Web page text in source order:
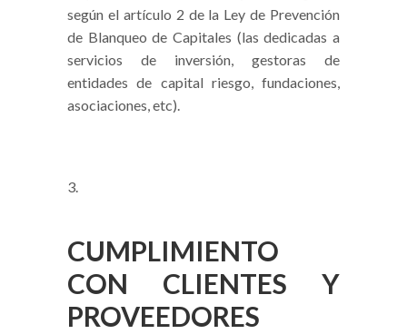
según el artículo 2 de la Ley de Prevención
de Blanqueo de Capitales (las dedicadas a
servicios de inversión, gestoras de
entidades de capital riesgo, fundaciones,
asociaciones, etc).
CUMPLIMIENTO
CON CLIENTES Y
PROVEEDORES